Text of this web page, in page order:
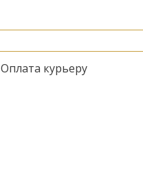
Оплата курьеру